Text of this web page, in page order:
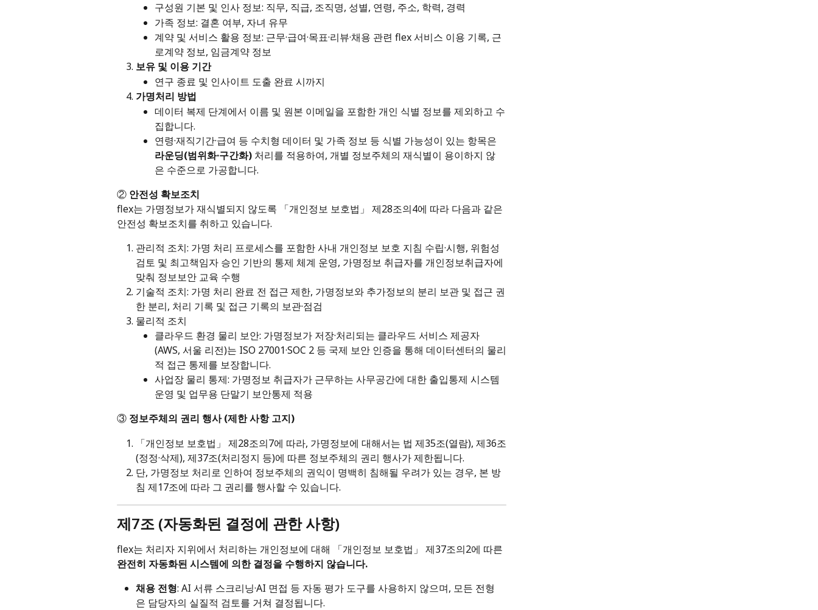
구성원 기본 및 인사 정보: 직무, 직급, 조직명, 성별, 연령, 주소, 학력, 경력
가족 정보: 결혼 여부, 자녀 유무
계약 및 서비스 활용 정보: 근무·급여·목표·리뷰·채용 관련 flex 서비스 이용 기록, 근
로계약 정보, 임금계약 정보
보유 및 이용 기간
연구 종료 및 인사이트 도출 완료 시까지
가명처리 방법
데이터 복제 단계에서 이름 및 원본 이메일을 포함한 개인 식별 정보를 제외하고 수
집합니다.
연령·재직기간·급여 등 수치형 데이터 및 가족 정보 등 식별 가능성이 있는 항목은
라운딩(범위화·구간화) 처리를 적용하여, 개별 정보주체의 재식별이 용이하지 않
은 수준으로 가공합니다.
② 안전성 확보조치
flex는 가명정보가 재식별되지 않도록 「개인정보 보호법」 제28조의4에 따라 다음과 같은
안전성 확보조치를 취하고 있습니다.
관리적 조치: 가명 처리 프로세스를 포함한 사내 개인정보 보호 지침 수립·시행, 위험성
검토 및 최고책임자 승인 기반의 통제 체계 운영, 가명정보 취급자를 개인정보취급자에
맞춰 정보보안 교육 수행
기술적 조치: 가명 처리 완료 전 접근 제한, 가명정보와 추가정보의 분리 보관 및 접근 권
한 분리, 처리 기록 및 접근 기록의 보관·점검
물리적 조치
클라우드 환경 물리 보안: 가명정보가 저장·처리되는 클라우드 서비스 제공자
(AWS, 서울 리전)는 ISO 27001·SOC 2 등 국제 보안 인증을 통해 데이터센터의 물리
적 접근 통제를 보장합니다.
사업장 물리 통제: 가명정보 취급자가 근무하는 사무공간에 대한 출입통제 시스템
운영 및 업무용 단말기 보안통제 적용
③ 정보주체의 권리 행사 (제한 사항 고지)
「개인정보 보호법」 제28조의7에 따라, 가명정보에 대해서는 법 제35조(열람), 제36조
(정정·삭제), 제37조(처리정지 등)에 따른 정보주체의 권리 행사가 제한됩니다.
단, 가명정보 처리로 인하여 정보주체의 권익이 명백히 침해될 우려가 있는 경우, 본 방
침 제17조에 따라 그 권리를 행사할 수 있습니다.
제7조 (자동화된 결정에 관한 사항)
flex는 처리자 지위에서 처리하는 개인정보에 대해 「개인정보 보호법」 제37조의2에 따른
완전히 자동화된 시스템에 의한 결정을 수행하지 않습니다.
채용 전형: AI 서류 스크리닝·AI 면접 등 자동 평가 도구를 사용하지 않으며, 모든 전형
은 담당자의 실질적 검토를 거쳐 결정됩니다.